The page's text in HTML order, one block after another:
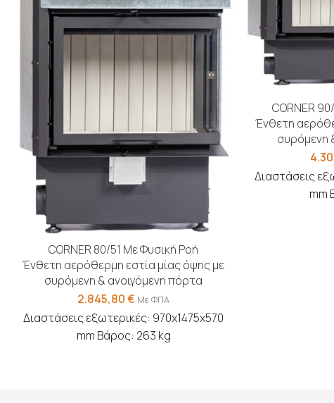
CORNER 80/51 Με Φυσική Ροή
Ένθετη αερόθερμη εστία μίας όψης με
συρόμενη & ανοιγόμενη πόρτα
2.845,80€ Με ΦΠΑ
Διαστάσεις εξωτερικές: 970x1475x570
mm Βάρος: 263 kg
CORNER
Ένθετη
συρόμενη
Διαστάσεις
mm